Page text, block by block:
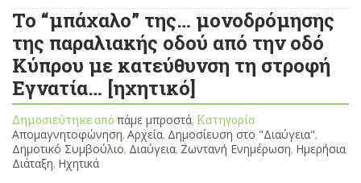
Το “μπάχαλο” της… μονοδρόμησης
της παραλιακής οδού από την οδό
Κύπρου με κατεύθυνση τη στροφή
Εγνατία… [ηχητικό]
Δημοσιεύτηκε από πάμε μπροστά, Κατηγορία
Απομαγνητοφώνηση, Αρχεία, Δημοσίευση στο "Διαύγεια",
Δημοτικό Συμβούλιο, Διαύγεια, Ζωντανή Ενημέρωση, Ημερήσια
Διάταξη, Ηχητικά